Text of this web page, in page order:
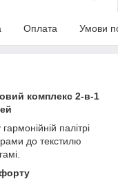
Оплата Умови
комплекс 2-в-1
палітрі
рами до текстилю